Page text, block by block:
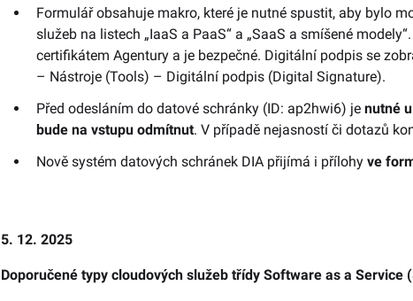
Formulář obsahuje makro, které je nutné spustit, aby bylo
služeb na listech „IaaS a PaaS“ a „SaaS a smíšené
certifikátem Agentury a je bezpečné. Digitální podpis se
– Nástroje (Tools) – Digitální podpis (Digital Signature).
Před odesláním do datové schránky (ID: ap2hwi6) je nutné
bude na vstupu odmítnut. V případě nejasností či dotazů
Nově systém datových schránek DIA přijímá i přílohy ve
5. 12. 2025
Doporučené typy cloudových služeb třídy Software as a Service